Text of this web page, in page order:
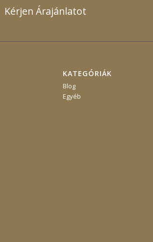
Kérjen Árajánlatot
KATEGÓRIÁK
Blog
Egyéb